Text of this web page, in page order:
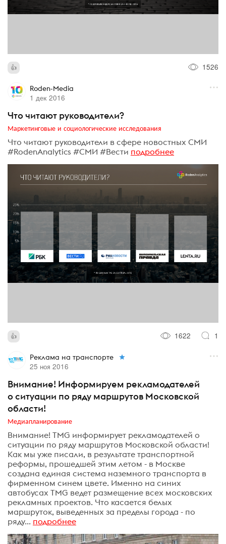
1526
Roden-Media
1 дек 2016
Что читают руководители?
Маркетинговые и социологические исследования
Что читают руководители в сфере новостных СМИ
#RodenAnalytics #СМИ #Вести подробнее
1622 1
Реклама на транспорте
25 ноя 2016
Внимание! Информируем рекламодателей
о ситуации по ряду маршрутов Московской
области!
Медиапланирование
Внимание! TMG информирует рекламодателей о
ситуации по ряду маршрутов Московской области!
Как мы уже писали, в результате транспортной
реформы, прошедшей этим летом - в Москве
создана единая система наземного транспорта в
фирменном синем цвете. Именно на синих
автобусах TMG ведет размещение всех московских
рекламных проектов. Что касается белых
маршруток, выведенных за пределы города - по
ряду... подробнее